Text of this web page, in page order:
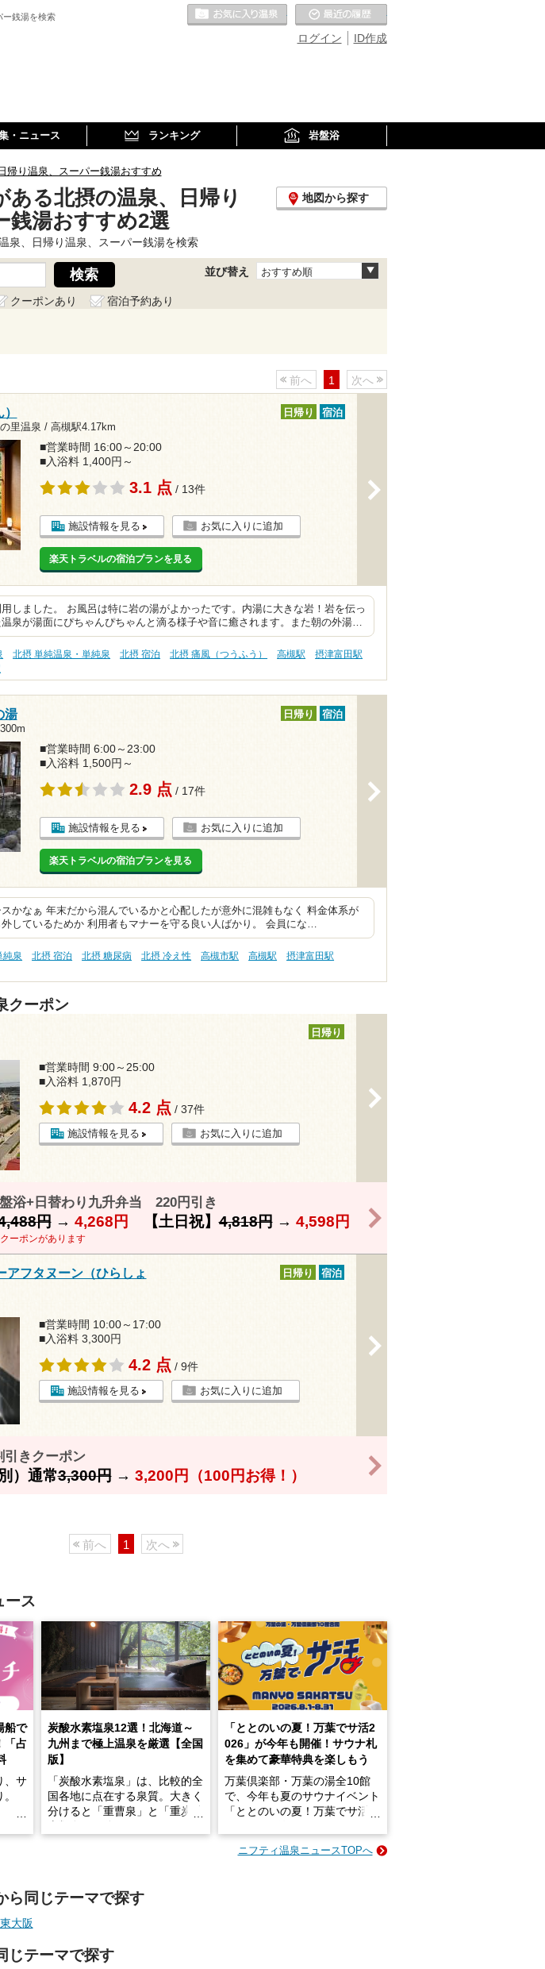
ー銭湯を検索
ID作成
ログイン
お気に入りの温泉
・ニュース ランキング 岩盤浴
帰り温泉、スーパー銭湯おすすめ
ある北摂の温泉、日帰り
銭湯おすすめ2選
地図から探す
泉、日帰り温泉、スーパー銭湯を検索
並び替え おすすめ順
クーポンあり
宿泊予約あり
前へ 1 次へ
里温泉 / 高槻駅4.17km
日帰り 宿泊
■営業時間 16:00～20:00
■入浴料 1,400円～
3.1 点 / 13件
施設情報を見る お気に入りに追加
楽天トラベルの宿泊プランを見る
しました。 お風呂は特に岩の湯がよかったです。内湯に大きな岩！岩を伝っ
泉が湯面にぴちゃんぴちゃんと滴る様子や音に癒されます。また朝の外湯…
北摂 単純温泉・単純泉 北摂 宿泊 北摂 痛風（つうふう） 高槻駅
摂津富田駅
湯 日帰り 宿泊
■営業時間 6:00～23:00
■入浴料 1,500円～
2.9 点 / 17件
施設情報を見る お気に入りに追加
楽天トラベルの宿泊プランを見る
かなぁ 年末だから混んでいるかと心配したが意外に混雑もなく 料金体系が
しているためか 利用者もマナーを守る良い人ばかり。 会員にな…
純泉 北摂 宿泊 北摂 糖尿病 北摂 冷え性 高槻市駅 高槻駅
摂津富田駅
クーポン
日帰り
■営業時間 9:00～25:00
■入浴料 1,870円
4.2 点 / 37件
施設情報を見る お気に入りに追加
浴+日替わり九升弁当 220円引き
円→ 4,268円 【土日祝】4,818円→ 4,598円
ーポンがあります
アフタヌーン（ひらしょ
日帰り 宿泊
■営業時間 10:00～17:00
■入浴料 3,300円
4.2 点 / 9件
施設情報を見る お気に入りに追加
引きクーポン
）通常3,300円→ 3,200円（100円お得！）
前へ 1 次へ
ース
船で
「占
、サ
ん
炭酸水素塩泉12選！北海道～
九州まで極上温泉を厳選【全国
版】
「炭酸水素塩泉」は、比較的全
国各地に点在する泉質。大きく
分けると「重曹泉」と「重炭酸
す。
ら、日本各地にある炭酸水素塩
泉を12施設セレクト。すべて
「ととのいの夏！万葉でサ活2
026」が今年も開催！サウナ札
を集めて豪華特典を楽しもう
万葉倶楽部・万葉の湯全10館
で、今年も夏のサウナイベント
「ととのいの夏！万葉でサ活2
2026年8月1日（土）～8月31
ニフティ温泉ニュースTOPへ
ら同じテーマで探す
東大阪
じテーマで探す